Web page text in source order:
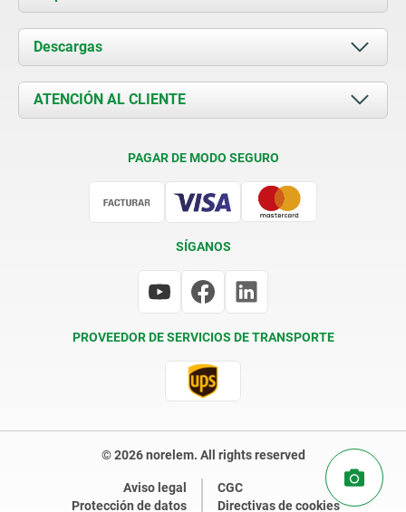
Acerca de nosotros
Novedades
Contacto
Descargas
Documents
ATENCIÓN AL CLIENTE
PAGAR DE MODO SEGURO
SÍGANOS
PROVEEDOR DE SERVICIOS DE TRANSPORTE
© 2026 norelem. All rights reserved
Aviso legal
CGC
Protección de datos
Directivas de cookies